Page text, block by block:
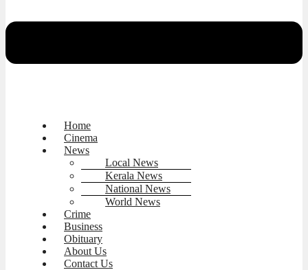
Home
Cinema
News
Local News
Kerala News
National News
World News
Crime
Business
Obituary
About Us
Contact Us